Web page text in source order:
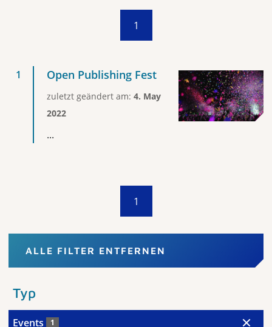
1
Open Publishing Fest
zuletzt geändert am: 4. May
2022
...
1
ALLE FILTER ENTFERNEN
Typ
Events 1